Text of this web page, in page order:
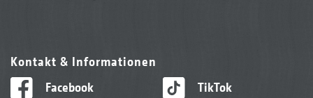
Kontakt & Informationen
Facebook
TikTok